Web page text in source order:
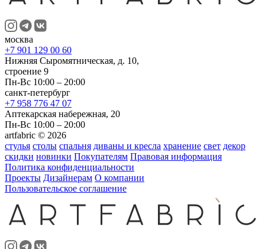
москва
+7 901 129 00 60
Нижняя Сыромятническая, д. 10,
строение 9
Пн-Вс 10:00 – 20:00
санкт-петербург
+7 958 776 47 07
Аптекарская набережная, 20
Пн-Вс 10:00 – 20:00
artfabric © 2026
стулья столы спальня диваны и кресла хранение свет декор
скидки новинки Покупателям Правовая информация
Политика конфиденциальности
Проекты Дизайнерам О компании
Пользовательское соглашение